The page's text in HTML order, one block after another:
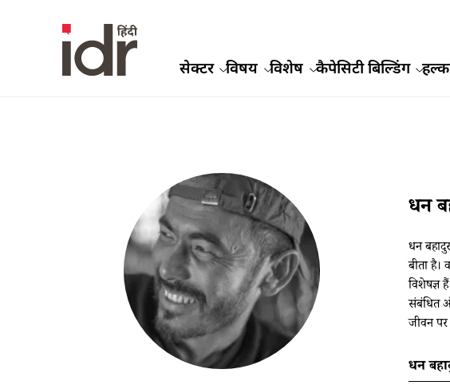
सेक्टर विषय विशेष कैपेसिटी बिल्डिंग
धन
धन
बीता है।
विशेषज्ञ
संबंधित
जीवन
धन